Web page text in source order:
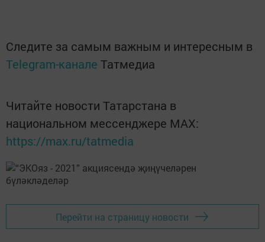
Следите за самым важным и интересным в
Telegram-канале Татмедиа
Читайте новости Татарстана в
национальном мессенджере MАХ:
https://max.ru/tatmedia
Перейти на страницу новости